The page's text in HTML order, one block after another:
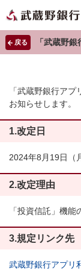
戻る 「武蔵野
「武蔵野銀行ア
お知らせします。
1.改定日
2024年8月19日（
2.改定理由
「投資信託」機
3.規定リンク先
武蔵野銀行アプリ